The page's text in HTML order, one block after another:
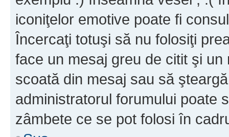
iconiţelor emotive poate fi
Încercaţi totuşi să nu folosiţi
face un mesaj greu de citit şi
scoată din mesaj sau să
administratorul forumului poate
zâmbete ce se pot folosi în